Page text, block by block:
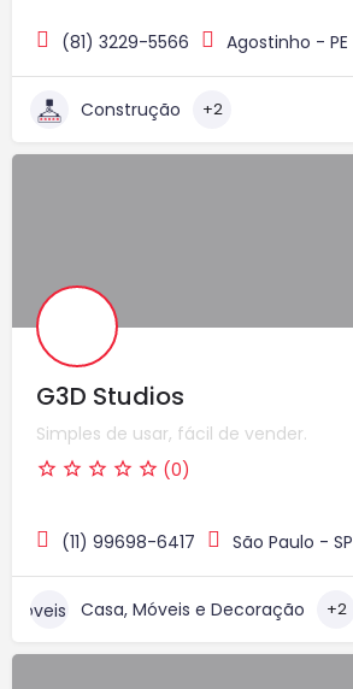
(81) 3229-5566 Agostinho - PE
Construção +2
G3D Studios
Simples de usar, fácil de vender.
(0)
(11) 99698-6417 São Paulo - SP
Casa, Móveis e Decoração +2